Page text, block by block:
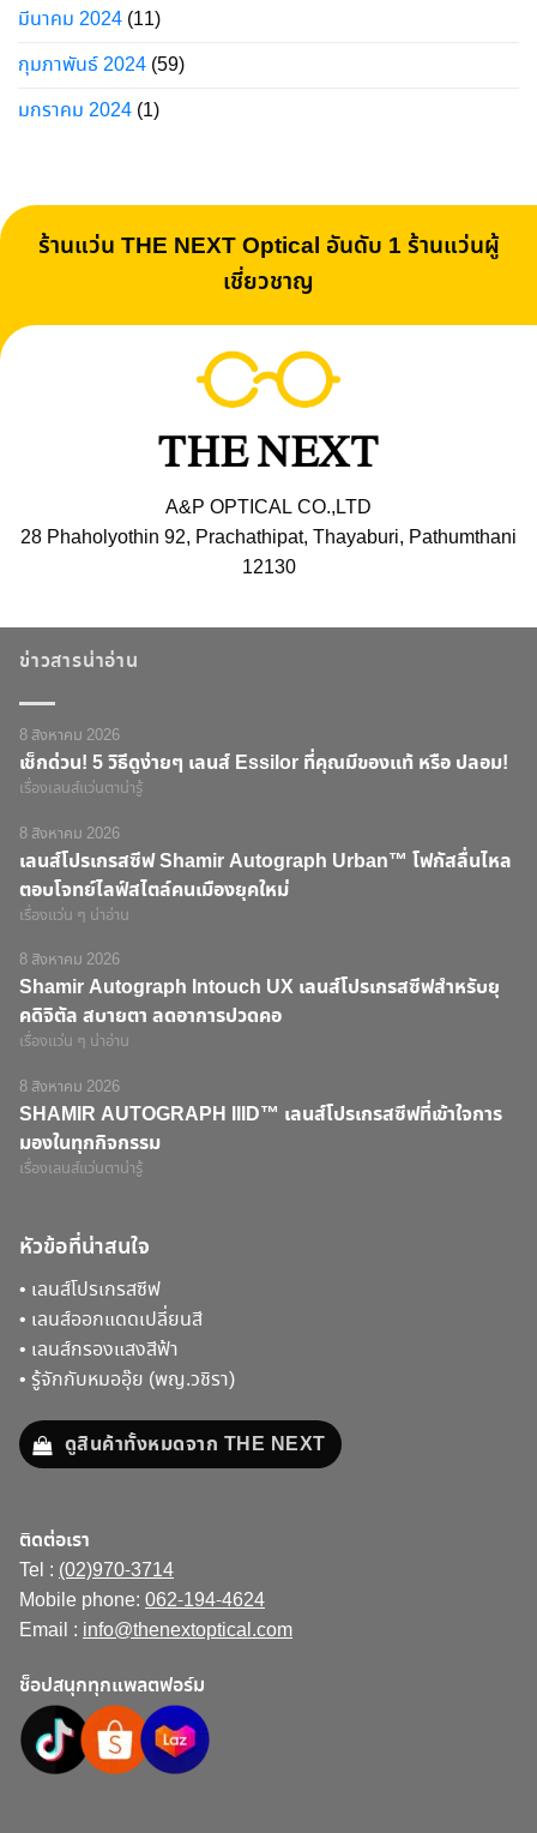
มีนาคม 2024 (11)
กุมภาพันธ์ 2024 (59)
มกราคม 2024 (1)
ร้านแว่น THE NEXT Optical อันดับ 1 ร้านแว่นผู้
เชี่ยวชาญ
A&P OPTICAL CO.,LTD
28 Phaholyothin 92, Prachathipat, Thayaburi, Pathumthani
12130
ข่าวสารน่าอ่าน
8 สิงหาคม 2026
เช็กด่วน! 5 วิธีดูง่ายๆ เลนส์ Essilor ที่คุณมีของแท้ หรือ ปลอม!
เรื่องเลนส์แว่นตาน่ารู้
8 สิงหาคม 2026
เลนส์โปรเกรสซีฟ Shamir Autograph Urban™ โฟกัสลื่นไหล
ตอบโจทย์ไลฟ์สไตล์คนเมืองยุคใหม่
เรื่องแว่น ๆ น่าอ่าน
8 สิงหาคม 2026
Shamir Autograph Intouch UX เลนส์โปรเกรสซีฟสำหรับยุ
คดิจิตัล สบายตา ลดอาการปวดคอ
เรื่องแว่น ๆ น่าอ่าน
8 สิงหาคม 2026
SHAMIR AUTOGRAPH IIID™ เลนส์โปรเกรสซีฟที่เข้าใจการ
มองในทุกกิจกรรม
เรื่องเลนส์แว่นตาน่ารู้
หัวข้อที่น่าสนใจ
• เลนส์โปรเกรสซีฟ
• เลนส์ออกแดดเปลี่ยนสี
• เลนส์กรองแสงสีฟ้า
• รู้จักกับหมออุ๊ย (พญ.วชิรา)
ดูสินค้าทั้งหมดจาก THE NEXT
ติดต่อเรา
Tel : (02)970-3714
Mobile phone: 062-194-4624
Email : info@thenextoptical.com
ช็อปสนุกทุกแพลตฟอร์ม